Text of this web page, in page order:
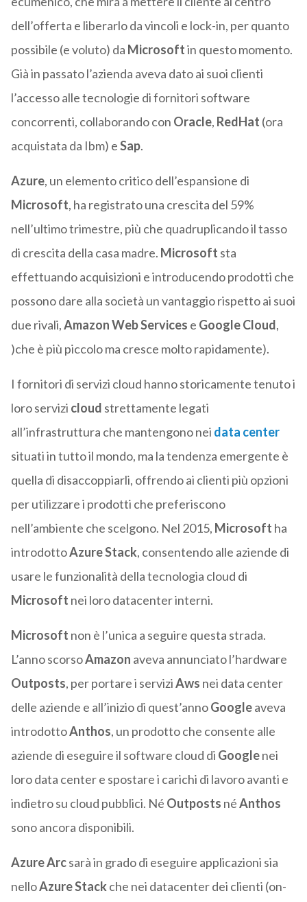
dell’offerta e liberarlo da vincoli e lock-in, per quanto
possibile (e voluto) da Microsoftin questo momento.
Già in passato l’azienda aveva dato ai suoi clienti
l’accesso alle tecnologie di fornitori software
concorrenti, collaborando con Oracle, RedHat (ora
acquistata da Ibm) eSap.
Azure, un elemento critico dell’espansione di
Microsoft, ha registrato una crescita del 59%
nell’ultimo trimestre, più che quadruplicando il tasso
di crescita della casa madre. Microsoft sta
effettuando acquisizioni e introducendo prodotti che
possono dare alla società un vantaggio rispetto ai suoi
due rivali,AmazonWebServices e GoogleCloud,
)che è più piccolo ma cresce molto rapidamente).
I fornitori di servizi cloud hanno storicamente tenuto i
loro servizi cloud strettamente legati
all’infrastruttura che mantengono nei data center
situati in tutto il mondo, ma la tendenza emergente è
quella di disaccoppiarli, offrendo ai clienti più opzioni
per utilizzare i prodotti che preferiscono
nell’ambiente che scelgono. Nel 2015, Microsoft ha
introdottoAzureStack, consentendo alle aziende di
usare le funzionalità della tecnologia cloud di
Microsoft nei loro datacenter interni.
Microsoft non è l’unica a seguire questa strada.
L’anno scorsoAmazon aveva annunciato l’hardware
Outposts, per portare i serviziAws nei data center
delle aziende e all’inizio di quest’annoGoogleaveva
introdottoAnthos, un prodotto che consente alle
aziende di eseguire il software cloud di Googlenei
loro data center e spostare i carichi di lavoro avanti e
indietro su cloud pubblici. Né Outposts néAnthos
sono ancora disponibili.
Azure Arcsarà in grado di eseguire applicazioni sia
nelloAzure Stackche nei datacenter dei clienti (on-